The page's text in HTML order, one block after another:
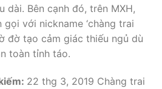
dài. Bên cạnh đó, trên MXH,
với nickname ‘chàng trai
đờ tạo cảm giác thiếu ngủ dù
toàn tỉnh táo.
22 thg 3, 2019 Chàng trai